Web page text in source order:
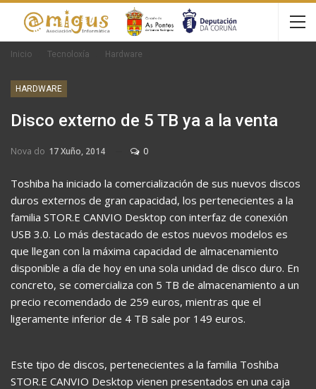
Inicio Tecnoloxía Hardware
HARDWARE
Disco externo de 5 TB ya a la venta
Nova do 17 Xuño, 2014 0
Toshiba ha iniciado la comercialización de sus nuevos discos
duros externos de gran capacidad, los pertenecientes a la
familia STOR.E CANVIO Desktop con interfaz de conexión
USB 3.0. Lo más destacado de estos nuevos modelos es
que llegan con la máxima capacidad de almacenamiento
disponible a día de hoy en una sola unidad de disco duro. En
concreto, se comercializa con 5 TB de almacenamiento a un
precio recomendado de 259 euros, mientras que el
ligeramente inferior de 4 TB sale por 149 euros.
Este tipo de discos, pertenecientes a la familia Toshiba
STOR.E CANVIO Desktop vienen presentados en una caja